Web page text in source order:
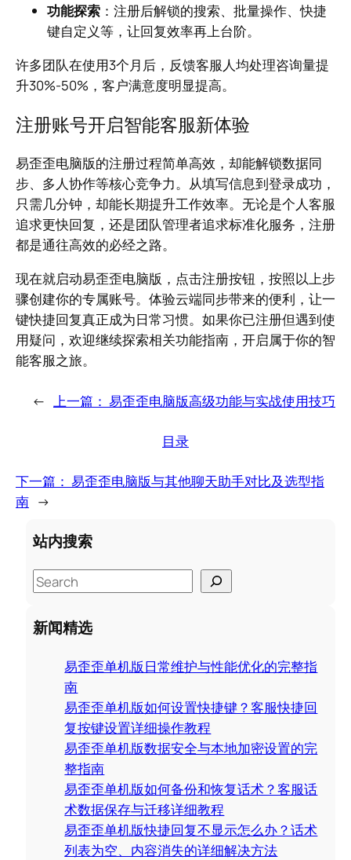
功能探索 ：注册后解锁的搜索、批量操作、快捷
键自定义等，让回复效率再上台阶。
许多团队在使用3个月后，反馈客服人均处理咨询量提
升30%-50%，客户满意度明显提高。
注册账号开启智能客服新体验
易歪歪电脑版的注册过程简单高效，却能解锁数据同
步、多人协作等核心竞争力。从填写信息到登录成功，
只需几分钟，却能长期提升工作效率。无论是个人客服
追求更快回复，还是团队管理者追求标准化服务，注册
都是通往高效的必经之路。
现在就启动易歪歪电脑版，点击注册按钮，按照以上步
骤创建你的专属账号。体验云端同步带来的便利，让一
键快捷回复真正成为日常习惯。如果你已注册但遇到使
用疑问，欢迎继续探索相关功能指南，开启属于你的智
能客服之旅。
← 上一篇： 易歪歪电脑版高级功能与实战使用技巧
目录
下一篇： 易歪歪电脑版与其他聊天助手对比及选型指
南 →
站内搜索
S
e
a
r
新闻精选
易歪歪单机版日常维护与性能优化的完整指
南
易歪歪单机版如何设置快捷键？客服快捷回
复按键设置详细操作教程
易歪歪单机版数据安全与本地加密设置的完
整指南
易歪歪单机版如何备份和恢复话术？客服话
术数据保存与迁移详细教程
易歪歪单机版快捷回复不显示怎么办？话术
列表为空、内容消失的详细解决方法